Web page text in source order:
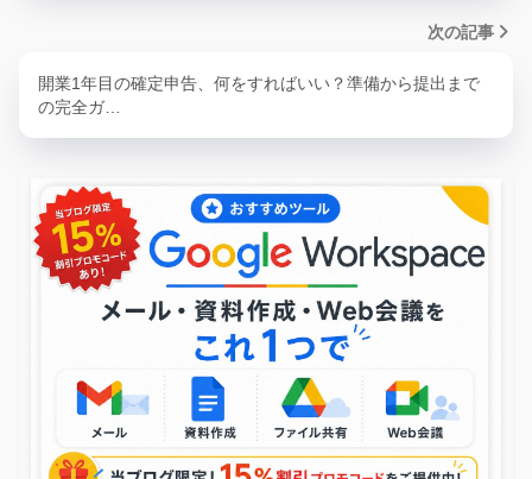
次の記事
開業1年目の確定申告、何をすればいい？準備から提出まで
の完全ガ…